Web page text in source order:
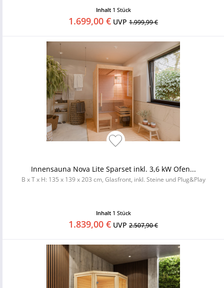
Inhalt 1 Stück
1.699,00 € UVP 1.999,99 €
Innensauna Nova Lite Sparset inkl. 3,6 kW Ofen...
B x T x H: 135 x 139 x 203 cm, Glasfront, inkl. Steine und Plug&Play
Inhalt 1 Stück
1.839,00 € UVP 2.507,90 €